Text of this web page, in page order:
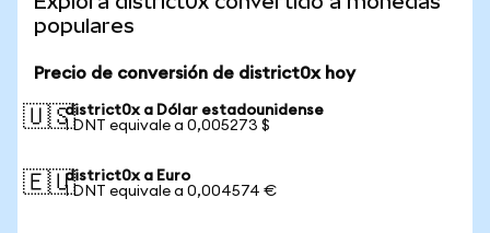
populares
Precio de conversión de district0x hoy
🇺🇸district0x a Dólar estadounidense
1 DNT equivale a 0,005273 $
🇪🇺district0x a Euro
1 DNT equivale a 0,004574 €